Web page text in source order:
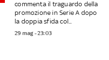
commenta il traguardo della
promozione in Serie A dopo
la doppia sfida col...
29 mag - 23:03